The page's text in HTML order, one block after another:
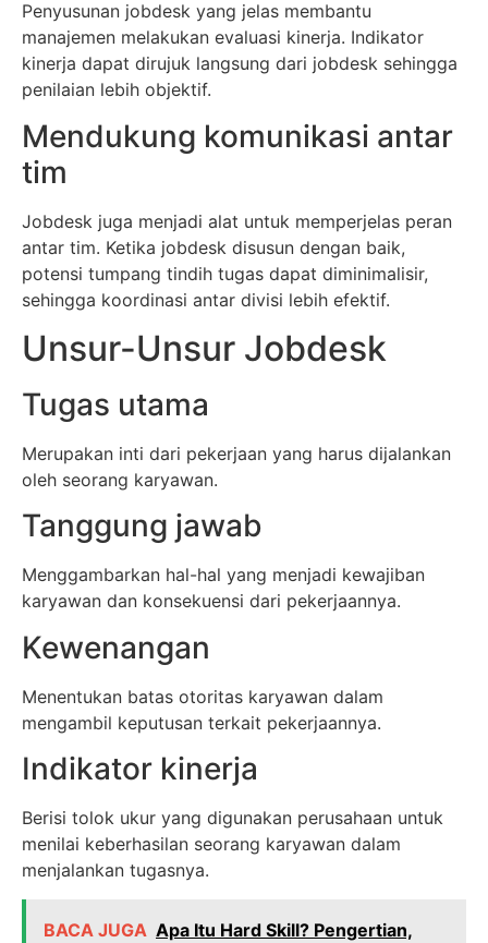
Penyusunan jobdesk yang jelas membantu
manajemen melakukan evaluasi kinerja. Indikator
kinerja dapat dirujuk langsung dari jobdesk sehingga
penilaian lebih objektif.
Mendukung komunikasi antar
tim
Jobdesk juga menjadi alat untuk memperjelas peran
antar tim. Ketika jobdesk disusun dengan baik,
potensi tumpang tindih tugas dapat diminimalisir,
sehingga koordinasi antar divisi lebih efektif.
Unsur-Unsur Jobdesk
Tugas utama
Merupakan inti dari pekerjaan yang harus dijalankan
oleh seorang karyawan.
Tanggung jawab
Menggambarkan hal-hal yang menjadi kewajiban
karyawan dan konsekuensi dari pekerjaannya.
Kewenangan
Menentukan batas otoritas karyawan dalam
mengambil keputusan terkait pekerjaannya.
Indikator kinerja
Berisi tolok ukur yang digunakan perusahaan untuk
menilai keberhasilan seorang karyawan dalam
menjalankan tugasnya.
BACA JUGA Apa Itu Hard Skill? Pengertian,